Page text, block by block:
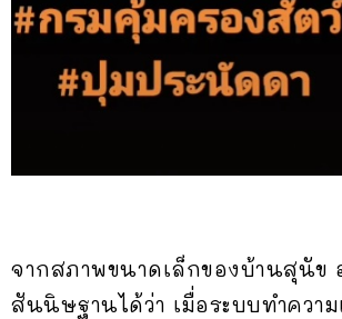
จากสภาพขนาดเล็กของบ้านสุนัข
สันนิษฐานได้ว่า เมื่อระบบทำควา